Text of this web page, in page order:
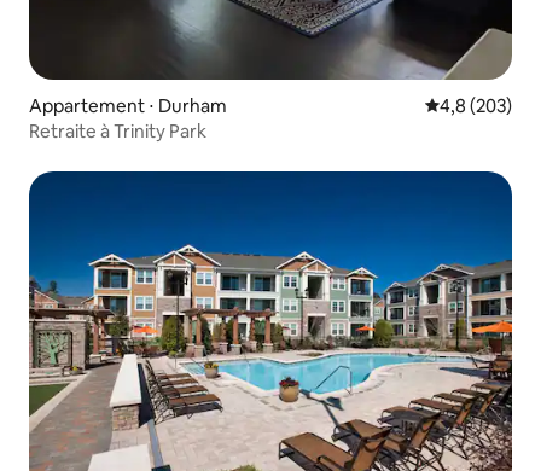
Appartement ⋅ Durham Évaluation
4,8 (203)
Retraite à Trinity Park